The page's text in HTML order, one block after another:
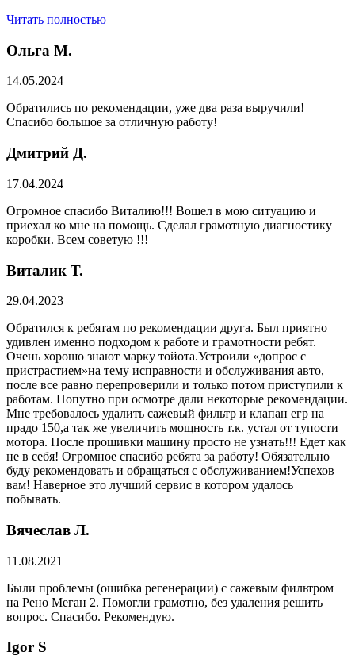
Читать полностью
Ольга М.
14.05.2024
Обратились по рекомендации, уже два раза выручили!
Спасибо большое за отличную работу!
Дмитрий Д.
17.04.2024
Огромное спасибо Виталию!!! Вошел в мою ситуацию и
приехал ко мне на помощь. Сделал грамотную диагностику
коробки. Всем советую !!!
Виталик Т.
29.04.2023
Обратился к ребятам по рекомендации друга. Был приятно
удивлен именно подходом к работе и грамотности ребят.
Очень хорошо знают марку тойота.Устроили «допрос с
пристрастием»на тему исправности и обслуживания авто,
после все равно перепроверили и только потом приступили к
работам. Попутно при осмотре дали некоторые рекомендации.
Мне требовалось удалить сажевый фильтр и клапан егр на
прадо 150,а так же увеличить мощность т.к. устал от тупости
мотора. После прошивки машину просто не узнать!!! Едет как
не в себя! Огромное спасибо ребята за работу! Обязательно
буду рекомендовать и обращаться с обслуживанием!Успехов
вам! Наверное это лучший сервис в котором удалось
побывать.
Вячеслав Л.
11.08.2021
Были проблемы (ошибка регенерации) с сажевым фильтром
на Рено Меган 2. Помогли грамотно, без удаления решить
вопрос. Спасибо. Рекомендую.
​Igor S